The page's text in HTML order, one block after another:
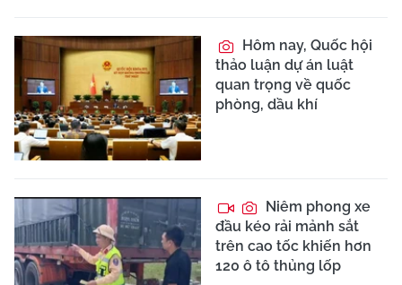
Hôm nay, Quốc hội
thảo luận dự án luật
quan trọng về quốc
phòng, dầu khí
Niêm phong xe
đầu kéo rải mảnh sắt
trên cao tốc khiến hơn
120 ô tô thủng lốp